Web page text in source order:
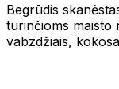
Begrūdis
turinčioms maisto
vabzdžiais,